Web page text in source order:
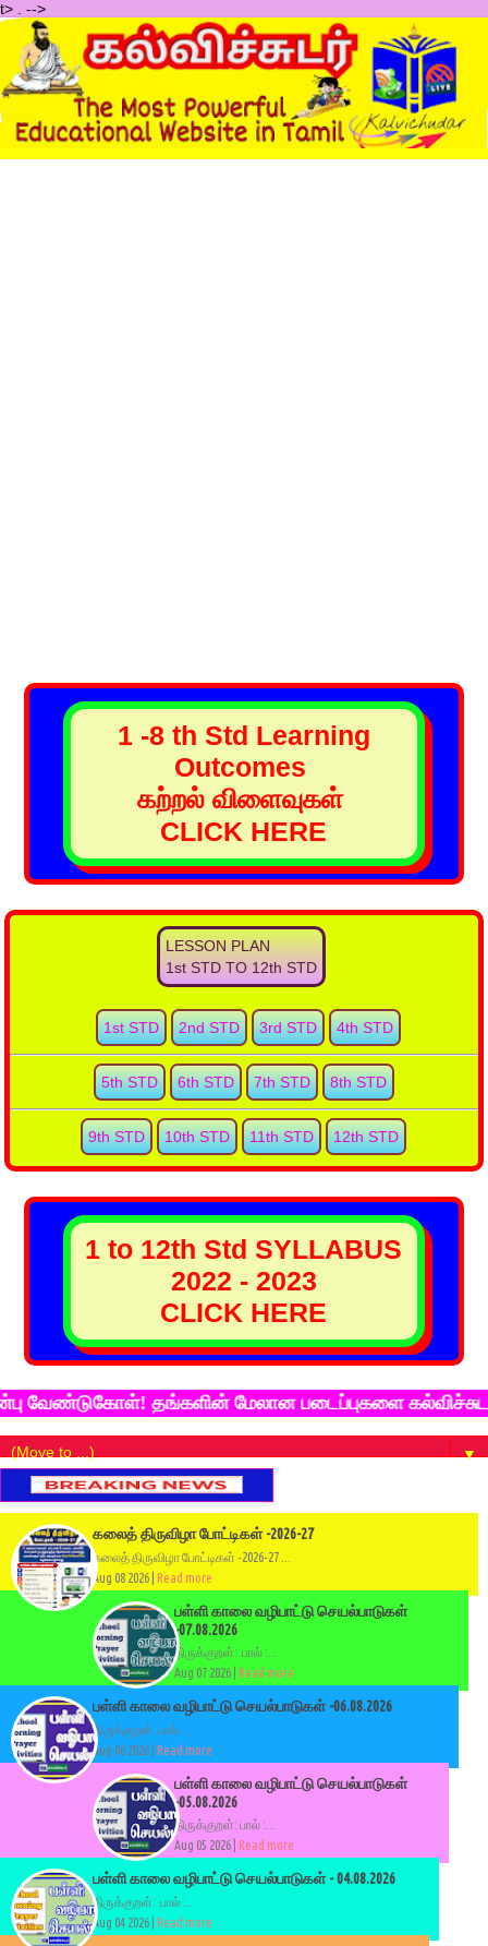
t> -->
1 -8 th Std Learning
Outcomes
கற்றல் விளைவுகள்
CLICK HERE
LESSON PLAN
1st STD TO 12th STD
1st STD 2nd STD 3rd STD 4th STD
5th STD 6th STD 7th STD 8th STD
9th STD 10th STD 11th STD 12th STD
1 to 12th Std SYLLABUS
2022 - 2023
CLICK HERE
தங்களின் மேலான படைப்புகளை கல்விச்சுடர்
▼
கலைத் திருவிழா போட்டிகள் -2026-27
கலைத் திருவிழா போட்டிகள் -2026-27 ...
Aug 08 2026 |
Read more
பள்ளி காலை வழிபாட்டு செயல்பாடுகள்
-07.08.2026
திருக்குறள்: பால் :...
Aug 07 2026 | Read more
பள்ளி காலை வழிபாட்டு செயல்பாடுகள் -06.08.2026
திருக்குறள்: பால் :...
Aug 06 2026 | Read more
பள்ளி காலை வழிபாட்டு செயல்பாடுகள்
-05.08.2026
திருக்குறள்: பால் :...
Aug 05 2026 |
Read more
பள்ளி காலை வழிபாட்டு செயல்பாடுகள் - 04.08.2026
திருக்குறள்: பால் :...
Aug 04 2026 | Read more